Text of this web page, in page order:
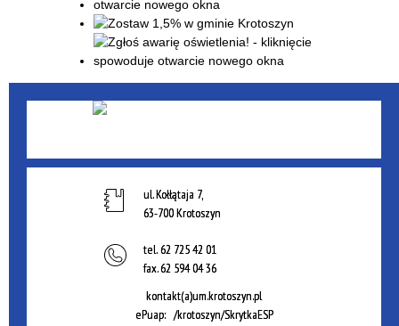
ul. Kołłątaja 7,
63-700 Krotoszyn
tel.62 725 42 01
fax.62 594 04 36
kontakt(a)um.krotoszyn.pl
ePuap: /krotoszyn/SkrytkaESP